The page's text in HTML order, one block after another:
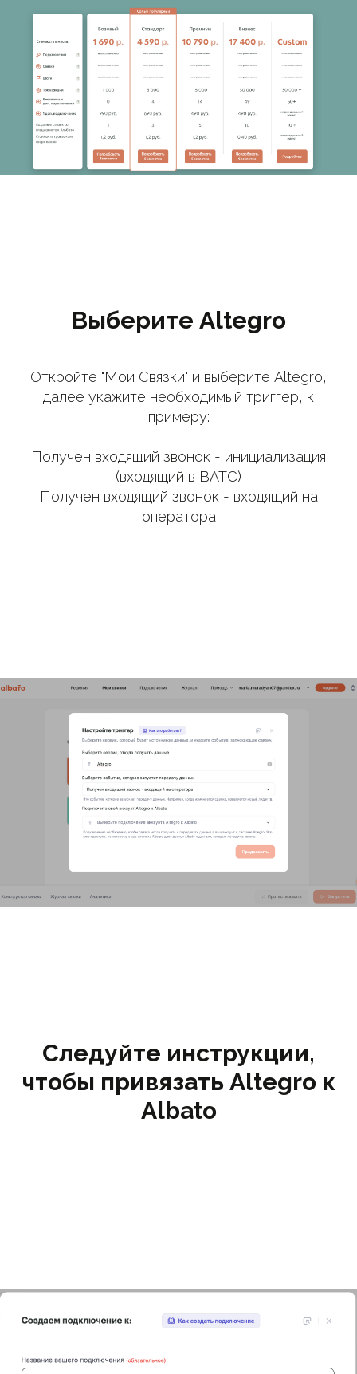
Выберите Altegro
Откройте "Мои Связки" и выберите Altegro,
далее укажите необходимый триггер, к
примеру:
Получен входящий звонок - инициализация
(входящий в ВАТС)
Получен входящий звонок - входящий на
оператора
Следуйте инструкции,
чтобы привязать Altegro к
Albato